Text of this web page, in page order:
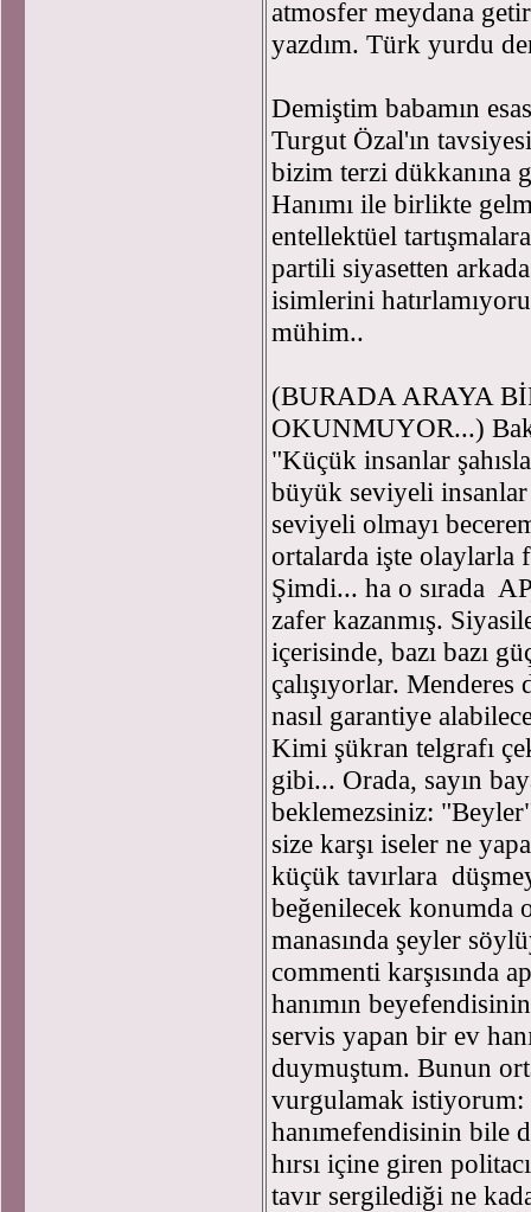
atmosfer meydana
yazdım. Türk yurdu
Demiştim babamın
Turgut Özal'ın
bizim terzi dükkanına
Hanımı ile birlikte
entellektüel
partili siyasetten
isimlerini
mühim..
(BURADA ARAYA
OKUNMUYOR...)
"Küçük insanlar
büyük seviyeli
seviyeli olmayı
ortalarda işte olaylarla
Şimdi... ha o sırada
zafer kazanmış.
içerisinde, bazı bazı
çalışıyorlar. Menderes
nasıl garantiye
Kimi şükran telgrafı
gibi... Orada, sayın
beklemezsiniz:
size karşı iseler ne
küçük tavırlara
beğenilecek konumda
manasında şeyler
commenti karşısında
hanımın
servis yapan bir ev
duymuştum. Bunun
vurgulamak istiyorum:
hanımefendisinin bile
hırsı içine giren
tavır sergilediği ne